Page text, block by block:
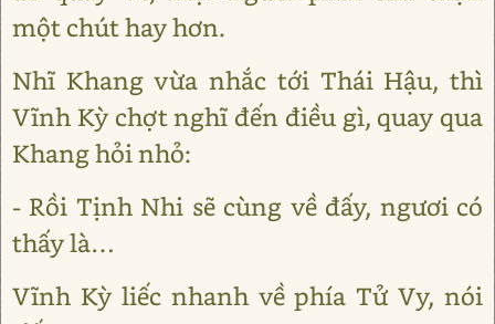
một chút hay hơn.
Nhĩ Khang vừa nhắc tới Thái Hậu, thì
Vĩnh Kỳ chợt nghĩ đến điều gì, quay qua
Khang hỏi nhỏ:
- Rồi Tịnh Nhi sẽ cùng về đấy, ngươi có
thấy là…
Vĩnh Kỳ liếc nhanh về phía Tử Vy, nói